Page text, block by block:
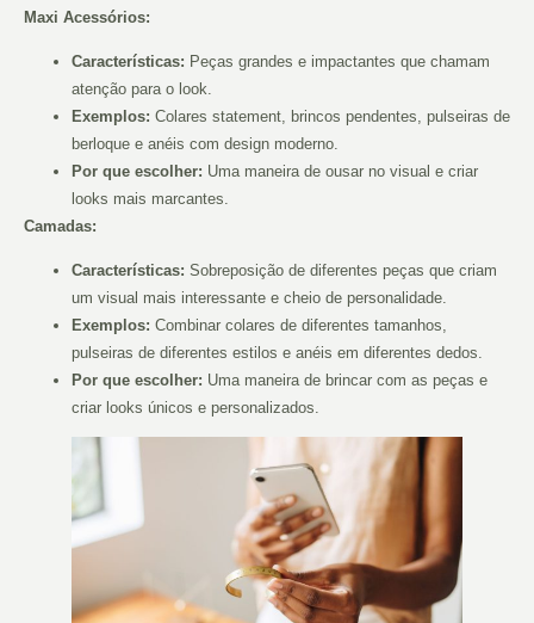
Maxi Acessórios:
Características: Peças grandes e impactantes que chamam
atenção para o look.
Exemplos: Colares statement, brincos pendentes, pulseiras de
berloque e anéis com design moderno.
Por que escolher: Uma maneira de ousar no visual e criar
looks mais marcantes.
Camadas:
Características: Sobreposição de diferentes peças que criam
um visual mais interessante e cheio de personalidade.
Exemplos: Combinar colares de diferentes tamanhos,
pulseiras de diferentes estilos e anéis em diferentes dedos.
Por que escolher: Uma maneira de brincar com as peças e
criar looks únicos e personalizados.